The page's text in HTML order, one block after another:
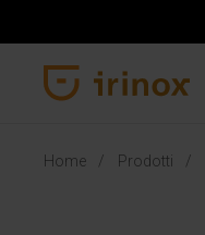
Home Prodotti